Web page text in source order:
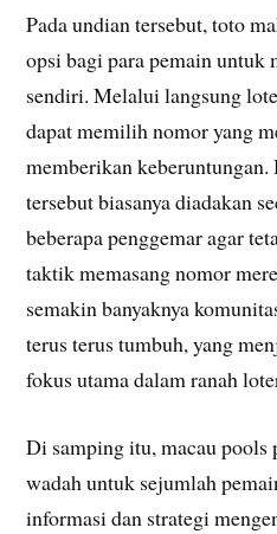
Pada undian tersebut, toto
opsi bagi para pemain untuk
sendiri. Melalui langsung
dapat memilih nomor yang
memberikan
tersebut biasanya diadakan
beberapa penggemar agar
taktik memasang nomor
semakin banyaknya
terus terus tumbuh, yang
fokus utama dalam ranah
Di samping itu, macau pools
wadah untuk sejumlah
informasi dan strategi